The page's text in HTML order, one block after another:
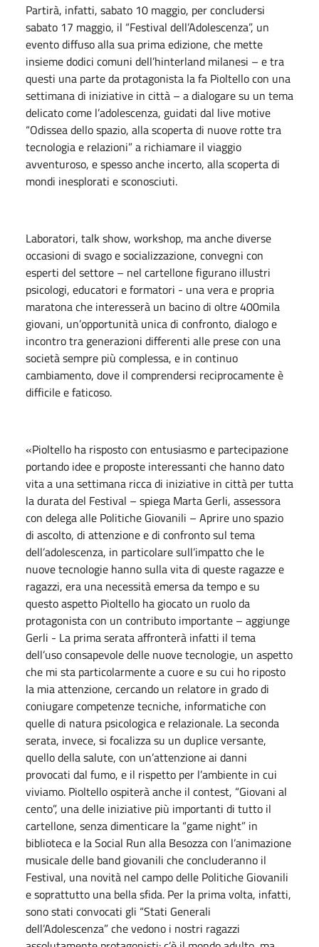
Partirà, infatti, sabato 10 maggio, per concludersi
sabato 17 maggio, il “Festival dell’Adolescenza”, un
evento diffuso alla sua prima edizione, che mette
insieme dodici comuni dell’hinterland milanesi – e tra
questi una parte da protagonista la fa Pioltello con una
settimana di iniziative in città – a dialogare su un tema
delicato come l’adolescenza, guidati dal live motive
“Odissea dello spazio, alla scoperta di nuove rotte tra
tecnologia e relazioni” a richiamare il viaggio
avventuroso, e spesso anche incerto, alla scoperta di
mondi inesplorati e sconosciuti.
Laboratori, talk show, workshop, ma anche diverse
occasioni di svago e socializzazione, convegni con
esperti del settore – nel cartellone figurano illustri
psicologi, educatori e formatori - una vera e propria
maratona che interesserà un bacino di oltre 400mila
giovani, un’opportunità unica di confronto, dialogo e
incontro tra generazioni differenti alle prese con una
società sempre più complessa, e in continuo
cambiamento, dove il comprendersi reciprocamente è
difficile e faticoso.
«Pioltello ha risposto con entusiasmo e partecipazione
portando idee e proposte interessanti che hanno dato
vita a una settimana ricca di iniziative in città per tutta
la durata del Festival – spiega Marta Gerli, assessora
con delega alle Politiche Giovanili – Aprire uno spazio
di ascolto, di attenzione e di confronto sul tema
dell’adolescenza, in particolare sull’impatto che le
nuove tecnologie hanno sulla vita di queste ragazze e
ragazzi, era una necessità emersa da tempo e su
questo aspetto Pioltello ha giocato un ruolo da
protagonista con un contributo importante – aggiunge
Gerli - La prima serata affronterà infatti il tema
dell’uso consapevole delle nuove tecnologie, un aspetto
che mi sta particolarmente a cuore e su cui ho riposto
la mia attenzione, cercando un relatore in grado di
coniugare competenze tecniche, informatiche con
quelle di natura psicologica e relazionale. La seconda
serata, invece, si focalizza su un duplice versante,
quello della salute, con un’attenzione ai danni
provocati dal fumo, e il rispetto per l’ambiente in cui
viviamo. Pioltello ospiterà anche il contest, “Giovani al
cento”, una delle iniziative più importanti di tutto il
cartellone, senza dimenticare la “game night” in
biblioteca e la Social Run alla Besozza con l’animazione
musicale delle band giovanili che concluderanno il
Festival, una novità nel campo delle Politiche Giovanili
e soprattutto una bella sfida. Per la prima volta, infatti,
sono stati convocati gli “Stati Generali
dell’Adolescenza” che vedono i nostri ragazzi